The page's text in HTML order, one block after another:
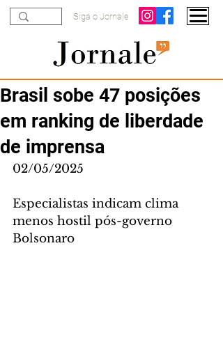
Siga o Jornale
Brasil sobe 47 posições
em ranking de liberdade
de imprensa
02/05/2025
Especialistas indicam clima
menos hostil pós-governo
Bolsonaro